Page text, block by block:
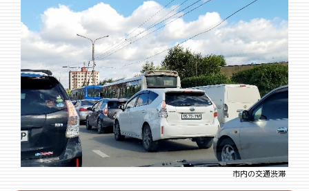
市内の交通渋滞